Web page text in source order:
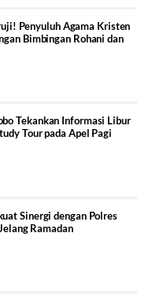
Penyuluh Agama Kristen
Bimbingan Rohani dan
Tekankan Informasi Libur
Tour pada Apel Pagi
Sinergi dengan Polres
Ramadan